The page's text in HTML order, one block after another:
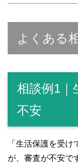
よくある
相談例1｜
不安
「生活保護を受
が、審査が不安で